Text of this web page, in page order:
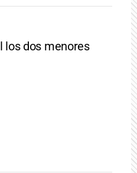
los dos menores